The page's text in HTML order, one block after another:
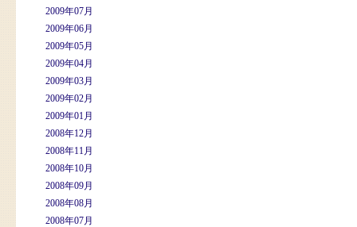
2009年07月
2009年06月
2009年05月
2009年04月
2009年03月
2009年02月
2009年01月
2008年12月
2008年11月
2008年10月
2008年09月
2008年08月
2008年07月